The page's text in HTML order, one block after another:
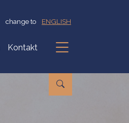
change to ENGLISH
Kontakt
Podmenu